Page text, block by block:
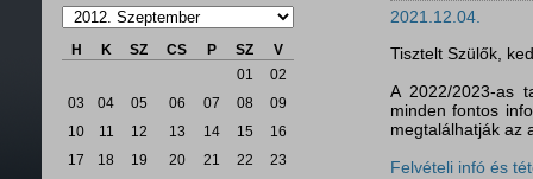
H K SZ CS P SZ
V
01
02
03
04 05 06 07 08
09
10
11 12 13 14 15
16
17
18 19 20 21 22
23
2021.12.04.
Tisztelt Szülők,
A 2022/2023-as
minden fontos
megtalálhatják az
Felvételi infó és